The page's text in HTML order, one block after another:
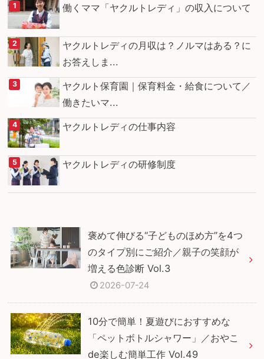
働くママ「ヤクルトレディ」の収入について
ヤクルトレディの月収は？ノルマはある？に
お答えしま...
ヤクルト保育園｜保育料金・給食について／
働きたいマ...
ヤクルトレディの仕事内容
ヤクルトレディの研修制度
褒めて伸びる“子どものほめ方”を4つ
のタイプ別にご紹介／親子の笑顔が
増える色診断 Vol.3
2026-07-24
10分で簡単！夏遊びにおすすめな
「ペットボトルシャワー」／おやこ
de楽しむ簡単工作 Vol.49